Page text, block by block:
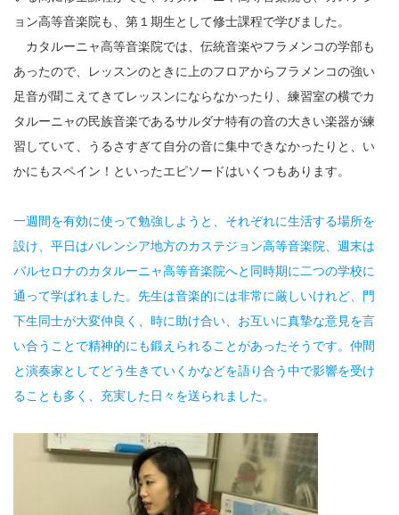
ョン高等音楽院も、第１期生として修士課程で学びました。
カタルーニャ高等音楽院では、伝統音楽やフラメンコの学部も
あったので、レッスンのときに上のフロアからフラメンコの強い
足音が聞こえてきてレッスンにならなかったり、練習室の横でカ
タルーニャの民族音楽であるサルダナ特有の音の大きい楽器が練
習していて、うるさすぎて自分の音に集中できなかったりと、い
かにもスペイン！といったエピソードはいくつもあります。
一週間を有効に使って勉強しようと、それぞれに生活する場所を
設け、平日はバレンシア地方のカステジョン高等音楽院、週末は
バルセロナのカタルーニャ高等音楽院へと同時期に二つの学校に
通って学ばれました。先生は音楽的には非常に厳しいけれど、門
下生同士が大変仲良く、時に助け合い、お互いに真摯な意見を言
い合うことで精神的にも鍛えられることがあったそうです。仲間
と演奏家としてどう生きていくかなどを語り合う中で影響を受け
ることも多く、充実した日々を送られました。